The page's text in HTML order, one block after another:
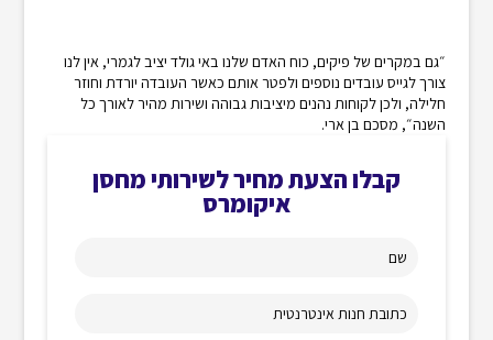
״גם במקרים של פיקים, כוח האדם שלנו באי גולד יציב לגמרי, אין לנו
צורך לגייס עובדים נוספים ולפטר אותם כאשר העובדה יורדת וחוזר
חלילה, ולכן לקוחות נהנים מיציבות גבוהה ושירות מהיר לאורך כל
השנה״, מסכם בן ארי.
קבלו הצעת מחיר לשירותי מחסן
איקומרס
שם
כתובת חנות אינטרנטית